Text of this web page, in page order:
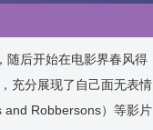
随后开始在电影界春风得
充分展现了自己面无表情
and Robbersons）等影片